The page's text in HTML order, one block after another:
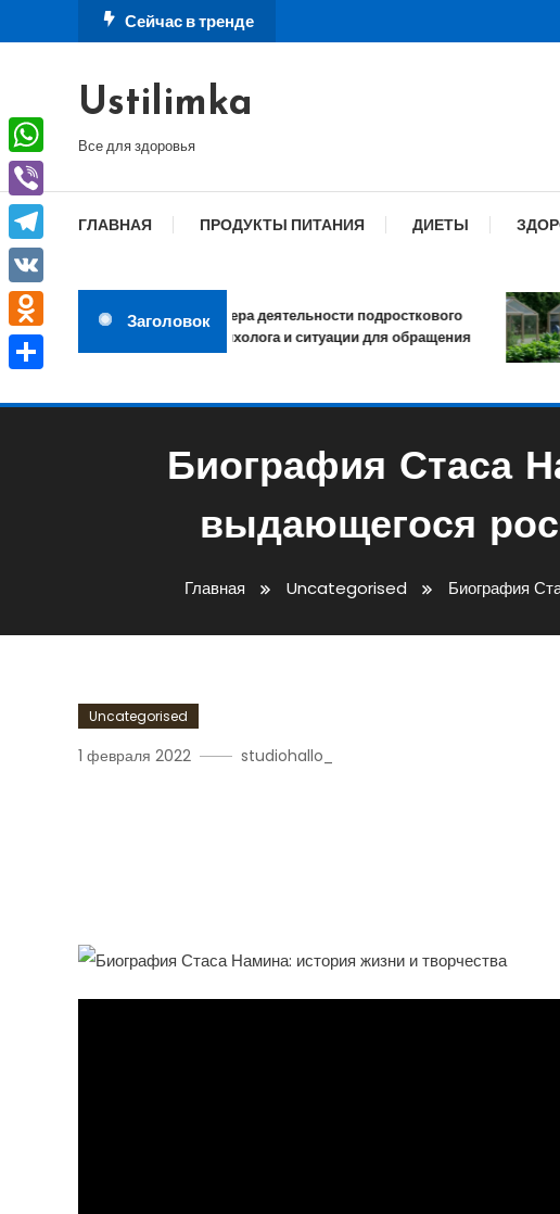
к
Сейчас в тренде
Ustilimka
Все для здоровья
ГЛАВНАЯ ПРОДУКТЫ ПИТАНИЯ ДИЕТЫ
ЗаголовокСфера деятельности подросткового
психолога и ситуации для обращения
Биография Стаса
выдающегося
Главная Uncategorised Биография
Uncategorised
1 февраля 2022 studiohallo_
WhatsApp
Viber
Telegram
VK
Odnoklassniki